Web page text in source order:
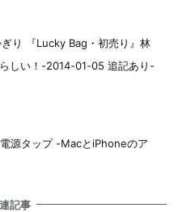
り 『Lucky Bag・初売り』林
しい！-2014-01-05 追記あり-
源タップ -MacとiPhoneのア
記事